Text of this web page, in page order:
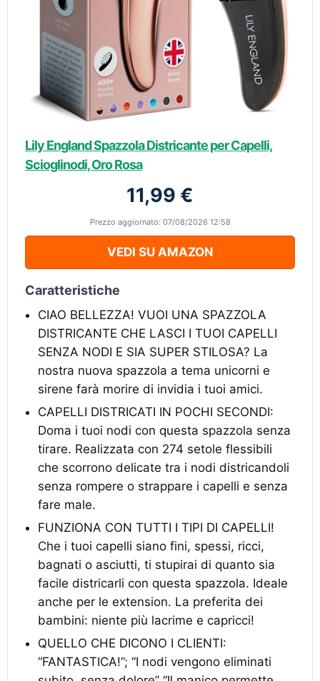
Lily England Spazzola Districante per Capelli,
Scioglinodi, Oro Rosa
11,99 €
Prezzo aggiornato: 07/08/2026 12:58
VEDI SU AMAZON
Caratteristiche
CIAO BELLEZZA! VUOI UNA SPAZZOLA
DISTRICANTE CHE LASCI I TUOI CAPELLI
SENZA NODI E SIA SUPER STILOSA? La
nostra nuova spazzola a tema unicorni e
sirene farà morire di invidia i tuoi amici.
CAPELLI DISTRICATI IN POCHI SECONDI:
Doma i tuoi nodi con questa spazzola senza
tirare. Realizzata con 274 setole flessibili
che scorrono delicate tra i nodi districandoli
senza rompere o strappare i capelli e senza
fare male.
FUNZIONA CON TUTTI I TIPI DI CAPELLI!
Che i tuoi capelli siano fini, spessi, ricci,
bagnati o asciutti, ti stupirai di quanto sia
facile districarli con questa spazzola. Ideale
anche per le extension. La preferita dei
bambini: niente più lacrime e capricci!
QUELLO CHE DICONO I CLIENTI:
“FANTASTICA!”; “I nodi vengono eliminati